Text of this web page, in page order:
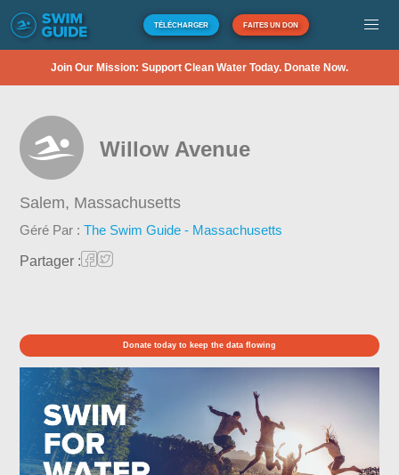
TÉLÉCHARGER FAITES UN DON
Join Our Mission: Support Clean Water Today. Donate Now.
Willow Avenue
Salem, Massachusetts
Géré Par :The Swim Guide - Massachusetts
Partager :
Donate today to keep the data flowing